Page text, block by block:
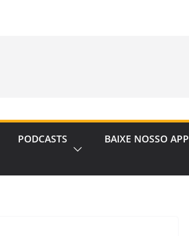
PODCASTS BAIXE NOSSO APP